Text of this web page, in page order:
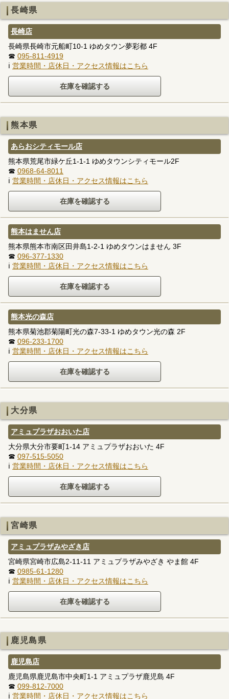
長崎県
長崎店
長崎県長崎市元船町10-1 ゆめタウン夢彩都 4F
☎ 095-811-4919
ℹ 営業時間・店休日・アクセス情報はこちら
熊本県
あらおシティモール店
熊本県荒尾市緑ケ丘1-1-1 ゆめタウンシティモール2F
☎ 0968-64-8011
ℹ 営業時間・店休日・アクセス情報はこちら
熊本はません店
熊本県熊本市南区田井島1-2-1 ゆめタウンはません 3F
☎ 096-377-1330
ℹ 営業時間・店休日・アクセス情報はこちら
熊本光の森店
熊本県菊池郡菊陽町光の森7-33-1 ゆめタウン光の森 2F
☎ 096-233-1700
ℹ 営業時間・店休日・アクセス情報はこちら
大分県
アミュプラザおおいた店
大分県大分市要町1-14 アミュプラザおおいた 4F
☎ 097-515-5050
ℹ 営業時間・店休日・アクセス情報はこちら
宮崎県
アミュプラザみやざき店
宮崎県宮崎市広島2-11-11 アミュプラザみやざき やま館 4F
☎ 0985-61-1280
ℹ 営業時間・店休日・アクセス情報はこちら
鹿児島県
鹿児島店
鹿児島県鹿児島市中央町1-1 アミュプラザ鹿児島 4F
☎ 099-812-7000
ℹ 営業時間・店休日・アクセス情報はこちら